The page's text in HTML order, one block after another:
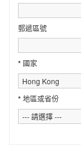
郵遞區號
* 國家
*地區或省份